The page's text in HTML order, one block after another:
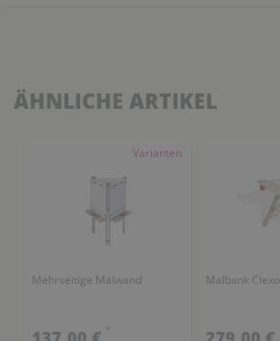
ÄHNLICHE ARTIKEL
Varianten
Mehrseitige Malwand
*
Malbank Clexo